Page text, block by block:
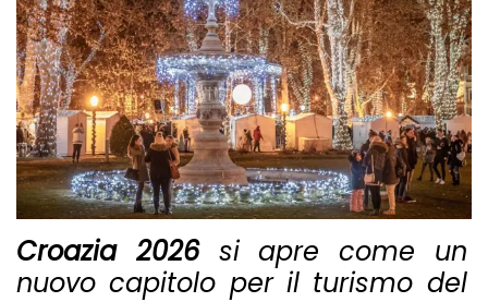
Croazia 2026si apre come un
nuovo capitolo per il turismo del